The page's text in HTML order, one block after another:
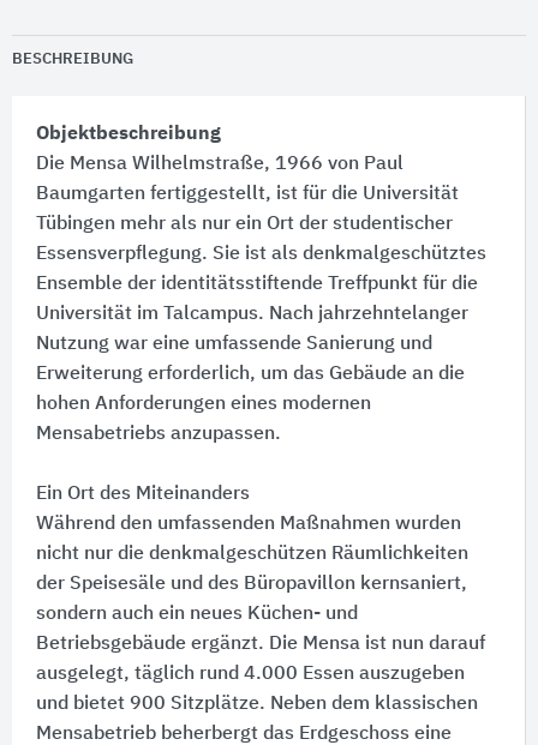
BESCHREIBUNG
Objektbeschreibung
Die Mensa Wilhelmstraße, 1966 von Paul
Baumgarten fertiggestellt, ist für die Universität
Tübingen mehr als nur ein Ort der studentischer
Essensverpflegung. Sie ist als denkmalgeschütztes
Ensemble der identitätsstiftende Treffpunkt für die
Universität im Talcampus. Nach jahrzehntelanger
Nutzung war eine umfassende Sanierung und
Erweiterung erforderlich, um das Gebäude an die
hohen Anforderungen eines modernen
Mensabetriebs anzupassen.
Ein Ort des Miteinanders
Während den umfassenden Maßnahmen wurden
nicht nur die denkmalgeschützen Räumlichkeiten
der Speisesäle und des Büropavillon kernsaniert,
sondern auch ein neues Küchen- und
Betriebsgebäude ergänzt. Die Mensa ist nun darauf
ausgelegt, täglich rund 4.000 Essen auszugeben
und bietet 900 Sitzplätze. Neben dem klassischen
Mensabetrieb beherbergt das Erdgeschoss eine